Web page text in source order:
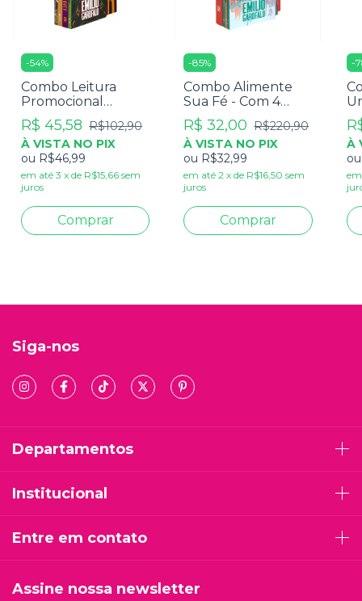
-54%
Combo Leitura
Promocional
Volume 1 - Com 4
Livros
R$ 45,58 R$102,90
À VISTA NO PIX
ou R$46,99
em até 3 x de R$15,66 sem
juros
-85%
Combo Alimente
Sua Fé - Com 4
Livros
R$ 32,00 R$220,90
À VISTA NO PIX
ou R$32,99
em até2 xde R$16,50 sem
juros
-
À
Siga-nos
Departamentos
Institucional
Entre em contato
Assine nossa newsletter